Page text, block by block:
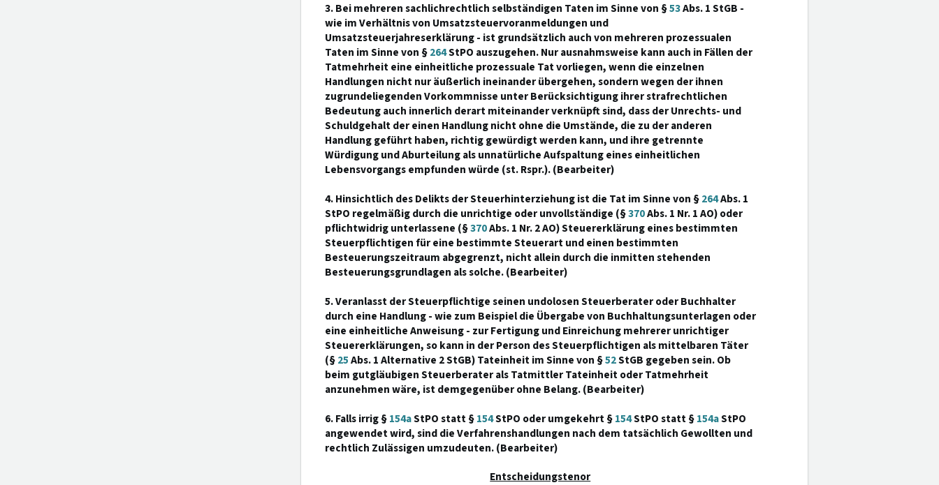
3. Bei mehreren sachlichrechtlich selbständigen Taten im Sinne von §53Abs. 1 StGB -
wie im Verhältnis von Umsatzsteuervoranmeldungen und
Umsatzsteuerjahreserklärung - ist grundsätzlich auch von mehreren prozessualen
Taten im Sinne von §264StPO auszugehen. Nur ausnahmsweise kann auch in Fällen der
Tatmehrheit eine einheitliche prozessuale Tat vorliegen, wenn die einzelnen
Handlungen nicht nur äußerlich ineinander übergehen, sondern wegen der ihnen
zugrundeliegenden Vorkommnisse unter Berücksichtigung ihrer strafrechtlichen
Bedeutung auch innerlich derart miteinander verknüpft sind, dass der Unrechts- und
Schuldgehalt der einen Handlung nicht ohne die Umstände, die zu der anderen
Handlung geführt haben, richtig gewürdigt werden kann, und ihre getrennte
Würdigung und Aburteilung als unnatürliche Aufspaltung eines einheitlichen
Lebensvorgangs empfunden würde (st. Rspr.). (Bearbeiter)
4. Hinsichtlich des Delikts der Steuerhinterziehung ist die Tat im Sinne von §264Abs. 1
StPO regelmäßig durch die unrichtige oder unvollständige (§370Abs. 1 Nr. 1 AO) oder
pflichtwidrig unterlassene (§370Abs. 1 Nr. 2 AO) Steuererklärung eines bestimmten
Steuerpflichtigen für eine bestimmte Steuerart und einen bestimmten
Besteuerungszeitraum abgegrenzt, nicht allein durch die inmitten stehenden
Besteuerungsgrundlagen als solche. (Bearbeiter)
5. Veranlasst der Steuerpflichtige seinen undolosen Steuerberater oder Buchhalter
durch eine Handlung - wie zum Beispiel die Übergabe von Buchhaltungsunterlagen oder
eine einheitliche Anweisung - zur Fertigung und Einreichung mehrerer unrichtiger
Steuererklärungen, so kann in der Person des Steuerpflichtigen als mittelbaren Täter
(§25Abs. 1 Alternative 2 StGB) Tateinheit im Sinne von §52StGB gegeben sein. Ob
beim gutgläubigen Steuerberater als Tatmittler Tateinheit oder Tatmehrheit
anzunehmen wäre, ist demgegenüber ohne Belang. (Bearbeiter)
6. Falls irrig §154aStPO statt §154StPO oder umgekehrt §154StPO statt §154aStPO
angewendet wird, sind die Verfahrenshandlungen nach dem tatsächlich Gewollten und
rechtlich Zulässigen umzudeuten. (Bearbeiter)
Entscheidungstenor